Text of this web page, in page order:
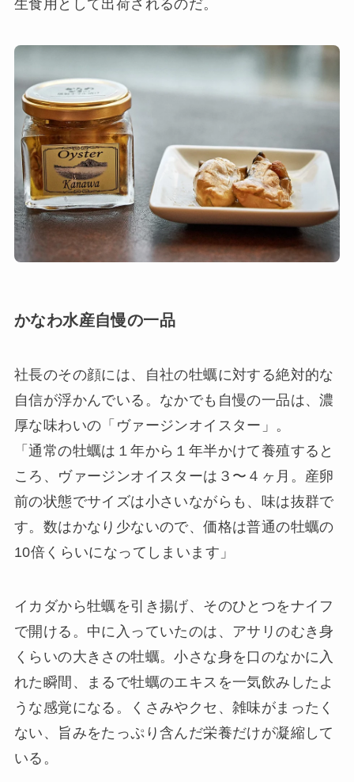
生食用として出荷されるのだ。
かなわ水産自慢の一品
社長のその顔には、自社の牡蠣に対する絶対的な
自信が浮かんでいる。なかでも自慢の一品は、濃
厚な味わいの「ヴァージンオイスター」。
「通常の牡蠣は１年から１年半かけて養殖すると
ころ、ヴァージンオイスターは３〜４ヶ月。産卵
前の状態でサイズは小さいながらも、味は抜群で
す。数はかなり少ないので、価格は普通の牡蠣の
10倍くらいになってしまいます」
イカダから牡蠣を引き揚げ、そのひとつをナイフ
で開ける。中に入っていたのは、アサリのむき身
くらいの大きさの牡蠣。小さな身を口のなかに入
れた瞬間、まるで牡蠣のエキスを一気飲みしたよ
うな感覚になる。くさみやクセ、雑味がまったく
ない、旨みをたっぷり含んだ栄養だけが凝縮して
いる。